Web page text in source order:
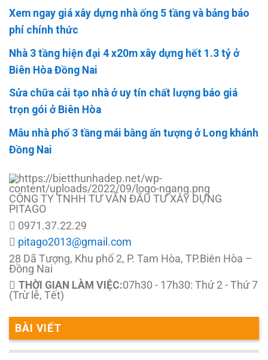
Xem ngay giá xây dựng nhà ống 5 tầng và bảng báo
phí chính thức
Nhà 3 tầng hiện đại 4 x20m xây dựng hết 1.3 tỷ ở
Biên Hòa Đồng Nai
Sửa chữa cải tạo nhà ở uy tín chất lượng báo giá
trọn gói ở Biên Hòa
Mẫu nhà phố 3 tầng mái bằng ấn tượng ở Long khánh
Đồng Nai
CÔNG TY TNHH TƯ VẤN ĐẦU TƯ XÂY DỰNG
PITAGO
0971.37.22.29
pitago2013@gmail.com
28 Dã Tượng, Khu phố 2, P. Tam Hòa, TP.Biên Hòa –
Đồng Nai
THỜI GIAN LÀM VIỆC:07h30 - 17h30: Thứ 2 - Thứ 7
(Trừ lễ, Tết)
BÀI VIẾT